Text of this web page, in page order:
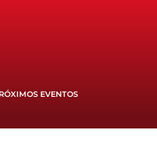
EVENTOS